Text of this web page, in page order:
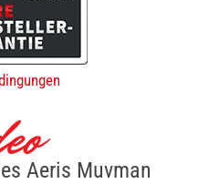
Aeris Muvman